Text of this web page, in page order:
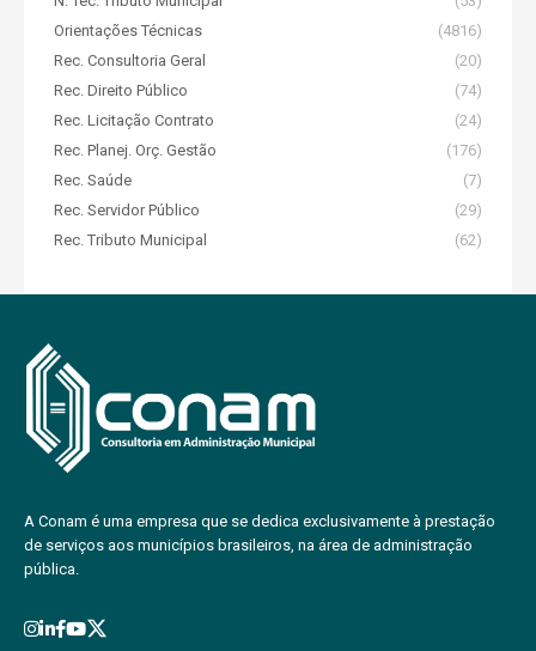
Orientações Técnicas
(4816)
Rec. Consultoria Geral
(20)
Rec. Direito Público
(74)
Rec. Licitação Contrato
(24)
Rec. Planej. Orç. Gestão
(176)
Rec. Saúde
(7)
Rec. Servidor Público
(29)
Rec. Tributo Municipal
(62)
A Conam é uma empresa que se dedica exclusivamente à prestação
de serviços aos municípios brasileiros, na área de administração
pública.